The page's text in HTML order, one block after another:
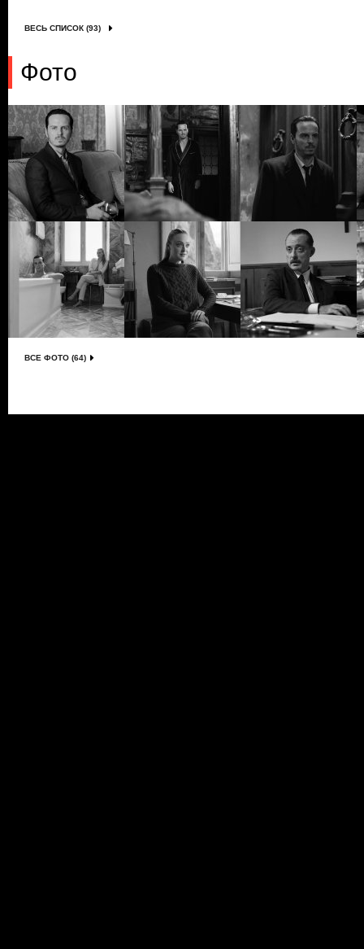
ВЕСЬ СПИСОК (93)
Фото
ВСЕ ФОТО (64)